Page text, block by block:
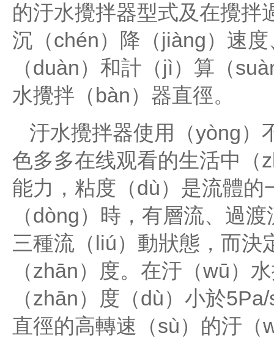
的汙水攪拌器型式及在攪拌
沉（chén）降（jiàng）速
（duàn）和計（jì）算（
水攪拌（bàn）器直徑。
汙水攪拌器使用（yòng）
色多多在线观看的生活中（
能力，粘度（dù）是流體
（dòng）時，有層流、過
三種流（liú）動狀態，而決
（zhān）度。在汙（wū）
（zhān）度（dù）小於
直徑的高轉速（sù）的汙